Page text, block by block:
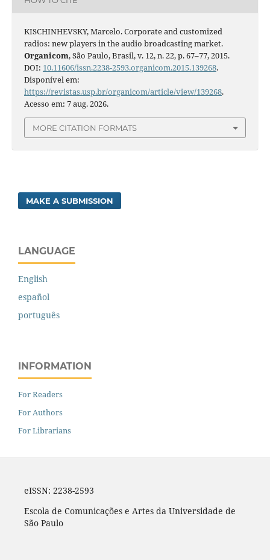
KISCHINHEVSKY, Marcelo. Corporate and customized
radios: new players in the audio broadcasting market.
Organicom, São Paulo, Brasil, v. 12, n. 22, p. 67–77, 2015.
DOI: 10.11606/issn.2238-2593.organicom.2015.139268.
Disponível em:
https://revistas.usp.br/organicom/article/view/139268.
Acesso em: 7 aug. 2026.
MORE CITATION FORMATS
MAKE A SUBMISSION
LANGUAGE
English
español
português
INFORMATION
For Readers
For Authors
For Librarians
eISSN: 2238-2593
Escola de Comunicações e Artes da Universidade de
São Paulo